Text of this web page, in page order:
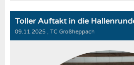
Toller Auftakt in die
09.11.2025 , TC Großheppach